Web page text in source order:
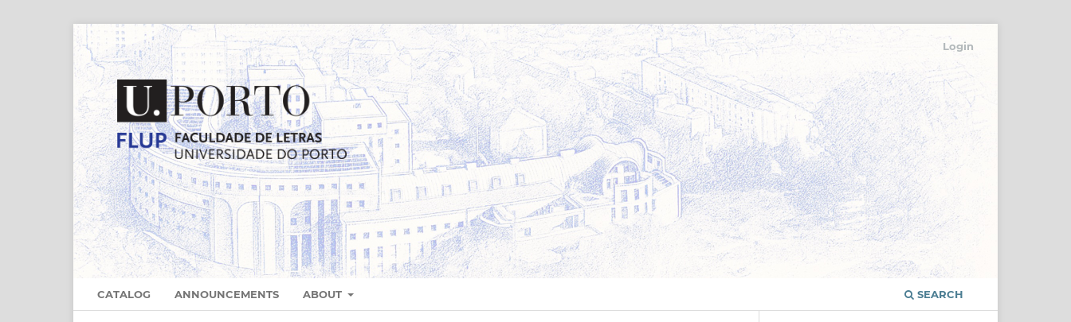
CATALOG ANNOUNCEMENTS ABOUT SEARCH
Login